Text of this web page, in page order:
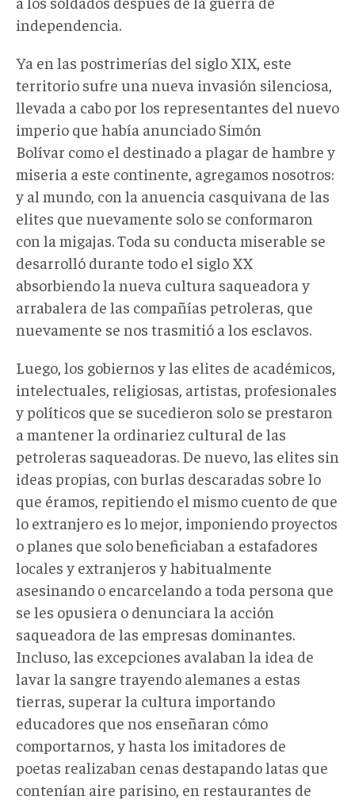
independencia.
Ya en las postrimerías del siglo XIX, este
territorio sufre una nueva invasión silenciosa,
llevada a cabo por los representantes del nuevo
imperio que había anunciado Simón
Bolívar como el destinado a plagar de hambre y
miseria a este continente, agregamos nosotros:
y al mundo, con la anuencia casquivana de las
elites que nuevamente solo se conformaron
con la migajas. Toda su conducta miserable se
desarrolló durante todo el siglo XX
absorbiendo la nueva cultura saqueadora y
arrabalera de las compañías petroleras, que
nuevamente se nos trasmitió a los esclavos.
Luego, los gobiernos y las elites de académicos,
intelectuales, religiosas, artistas, profesionales
y políticos que se sucedieron solo se prestaron
a mantener la ordinariez cultural de las
petroleras saqueadoras. De nuevo, las elites sin
ideas propias, con burlas descaradas sobre lo
que éramos, repitiendo el mismo cuento de que
lo extranjero es lo mejor, imponiendo proyectos
o planes que solo beneficiaban a estafadores
locales y extranjeros y habitualmente
asesinando o encarcelando a toda persona que
se les opusiera o denunciara la acción
saqueadora de las empresas dominantes.
Incluso, las excepciones avalaban la idea de
lavar la sangre trayendo alemanes a estas
tierras, superar la cultura importando
educadores que nos enseñaran cómo
comportarnos, y hasta los imitadores de
poetas realizaban cenas destapando latas que
contenían aire parisino, en restaurantes de